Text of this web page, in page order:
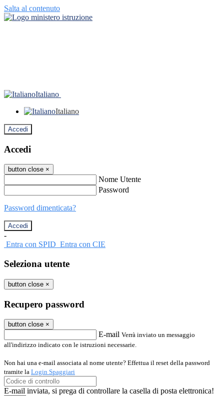
Salta al contenuto
Italiano
Italiano
Accedi
Accedi
button close ×
Nome Utente
Password
Password dimenticata?
-
Entra con SPID Entra con CIE
Seleziona utente
button close ×
Recupero password
button close ×
E-mail Verrà inviato un messaggio
all'indirizzo indicato con le istruzioni necessarie.
Non hai una e-mail associata al nome utente? Effettua il reset della password
tramite la Login Spaggiari
E-mail inviata, si prega di controllare la casella di posta elettronica!